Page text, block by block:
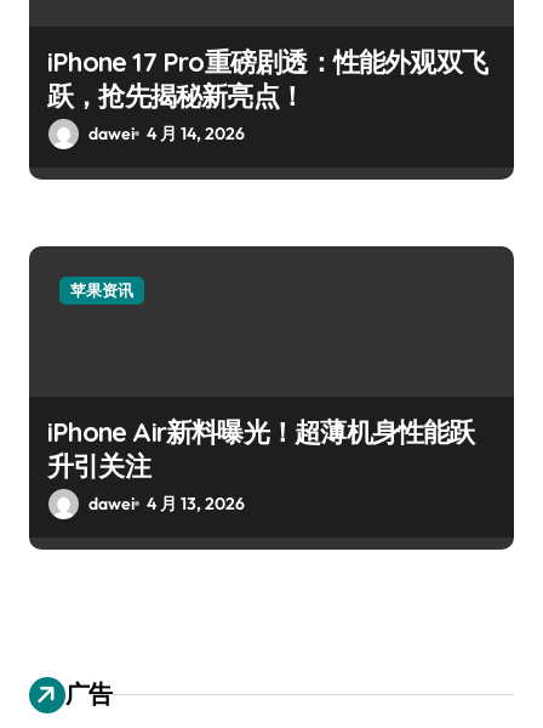
iPhone 17 Pro重磅剧透：性能外观双飞
跃，抢先揭秘新亮点！
dawei 4 月 14, 2026
苹果资讯
iPhone Air新料曝光！超薄机身性能跃
升引关注
dawei 4 月 13, 2026
广告